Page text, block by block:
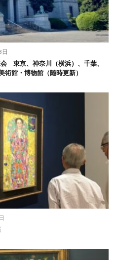
東京、神奈川（横浜）、千葉、
館・博物館（随時更新）